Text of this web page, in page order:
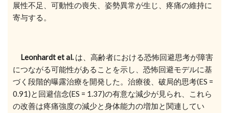
展性不足、可動性の喪失、姿勢異常が生じ、疼痛の維持に
寄与する。
Leonhardt et al. は、高齢者における恐怖回避思考が障害
につながる可能性があることを示し、恐怖回避モデルに基
づく段階的曝露治療を開発した。治療後、破局的思考(ES =
0.91)と回避信念(ES = 1.37)の有意な減少が見られ、これら
の改善は疼痛強度の減少と身体能力の増加と関連してい